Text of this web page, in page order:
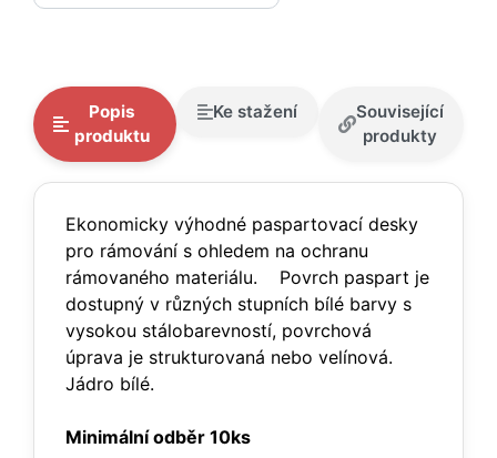
Popis
produktu
Ke stažení
Související
produkty
Ekonomicky výhodné paspartovací desky
pro rámování s ohledem na ochranu
rámovaného materiálu. Povrch paspart je
dostupný v různých stupních bílé barvy s
vysokou stálobarevností, povrchová
úprava je strukturovaná nebo velínová.
Jádro bílé.
Minimální odběr 10ks